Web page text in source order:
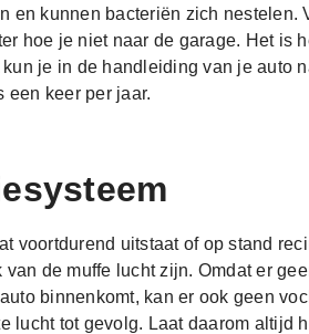
en kunnen bacteriën zich nestelen.
hoe je niet naar de garage. Het is
je in de handleiding van je auto
een keer per jaar.
voortdurend uitstaat of op stand
de muffe lucht zijn. Omdat er
binnenkomt, kan er ook geen
lucht tot gevolg. Laat daarom altijd